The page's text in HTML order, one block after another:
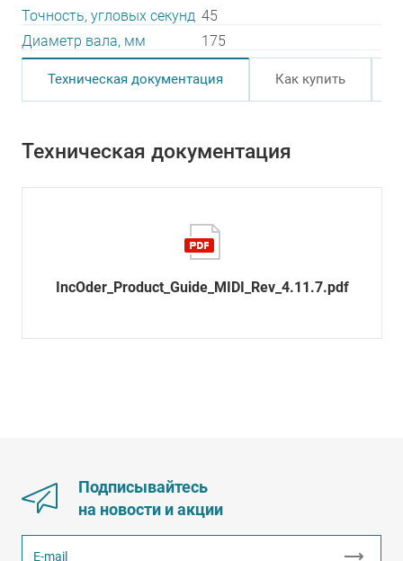
Точность, угловых секунд 45
Диаметр вала, мм
175
Техническая документация Как купить
Техническая документация
IncOder_Product_Guide_MIDI_Rev_4.11.7.pdf
Подписывайтесь
на новости и акции